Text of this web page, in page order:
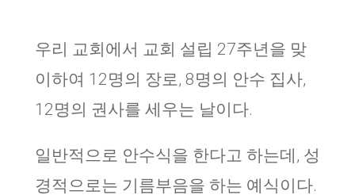
우리 교회에서 교회 설립 27주년을 맞
이하여 12명의 장로, 8명의 안수 집사,
12명의 권사를 세우는 날이다.
일반적으로 안수식을 한다고 하는데, 성
경적으로는 기름부음을 하는 예식이다.